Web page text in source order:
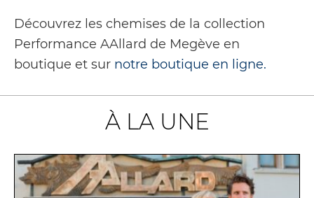
Découvrez les chemises de la collection
Performance AAllard de Megève en
boutique et sur notre boutique en ligne.
À LA UNE